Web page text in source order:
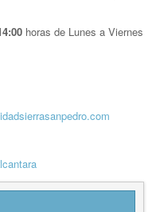
horas de Lunes a Viernes